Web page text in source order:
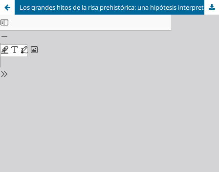
Los grandes hitos de la risa prehistórica: una hipótesis interpretativa con base arqueológica